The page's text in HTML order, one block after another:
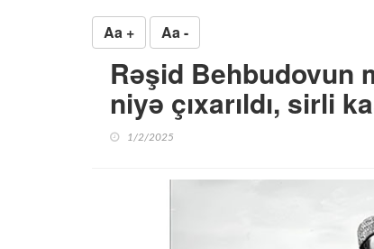
Aa + Aa -
Rəşid Behbudovun
niyə çıxarıldı, sirli
1/2/2025